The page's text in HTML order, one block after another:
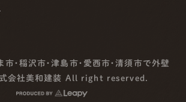
市・稲沢市・津島市・愛西市・清須市で外壁
会社美和建装 All right reserved.